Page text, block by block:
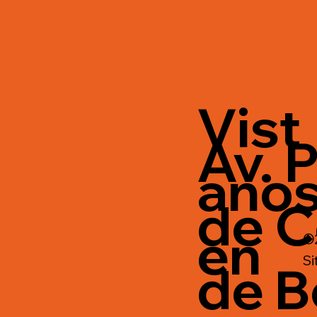
Vist
en
Av.
de
de